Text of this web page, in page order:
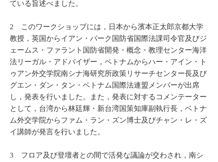
ている旨述べました。
2 このワークショップには，日本から濱本正太郎京都大学
教授，英国からイアン・パーク国防省国際法課司令官及びジ
ェームス・ファラント国防省開発・概念・教理センター海洋
法リーガル・アドバイザー，ベトナムからハー・アイン・ト
ゥアン外交学院南シナ海研究所政策リサーチセンター長及び
グエン・ダン・タン・ベトナム国際法連盟メンバーが出席
し，発表を行いました。また，発表に対するコメンテーター
として，台湾から林廷輝・新台湾国策知庫副執行長，ベトナ
ム外交学院からファム・ラン・ズン博士及びチャン・レ・ズ
イ講師が発言を行いました。
3 フロア及び登壇者との間で活発な議論が交わされ，南シ